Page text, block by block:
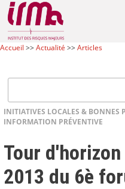
Accueil >>Actualité >>Articles
INITIATIVES LOCALES & BONNES
INFORMATION PRÉVENTIVE
Tour
2013 du 6è